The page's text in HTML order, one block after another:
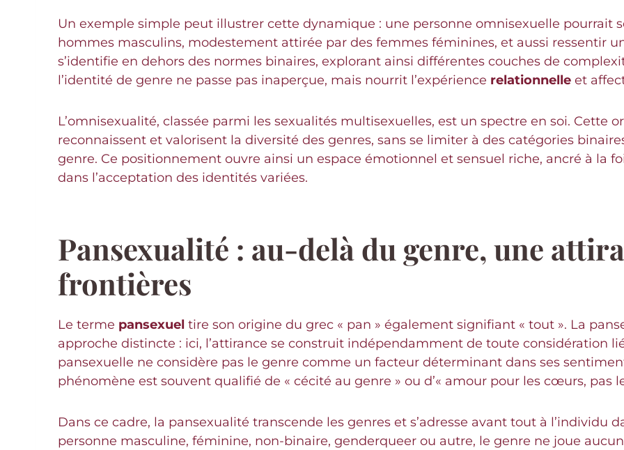
Un exemple simple peut illustrer cette dynamique : une personne omnisexuelle pourrait
hommes masculins, modestement attirée par des femmes féminines, et aussi ressentir
s’identifie en dehors des normes binaires, explorant ainsi différentes couches de
l’identité de genre ne passe pas inaperçue, mais nourrit l’expérience relationnelle et
L’omnisexualité, classée parmi les sexualités multisexuelles, est un spectre en soi. Cette
reconnaissent et valorisent la diversité des genres, sans se limiter à des catégories
genre. Ce positionnement ouvre ainsi un espace émotionnel et sensuel riche, ancré à la
dans l’acceptation des identités variées.
Pansexualité : au-delà du genre, une
frontières
Le terme pansexuel tire son origine du grec « pan » également signifiant « tout ». La
approche distincte : ici, l’attirance se construit indépendamment de toute considération
pansexuelle ne considère pas le genre comme un facteur déterminant dans ses
phénomène est souvent qualifié de « cécité au genre » ou d’« amour pour les cœurs, pas
Dans ce cadre, la pansexualité transcende les genres et s’adresse avant tout à l’individu
personne masculine, féminine, non-binaire, genderqueer ou autre, le genre ne joue